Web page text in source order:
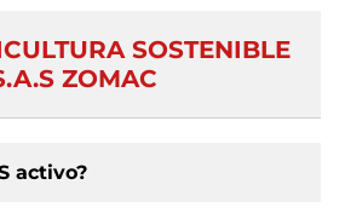
SOSTENIBLE
ZOMAC
activo?